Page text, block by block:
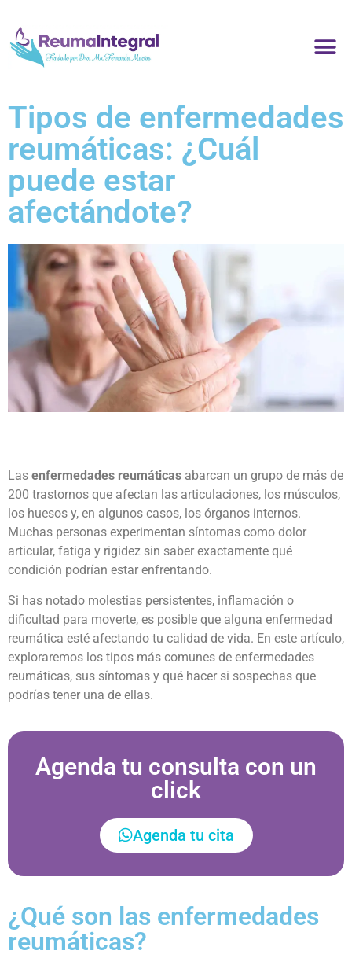
Tipos de enfermedades
reumáticas: ¿Cuál
puede estar
afectándote?
Las enfermedades reumáticas abarcan un grupo de más de
200 trastornos que afectan las articulaciones, los músculos,
los huesos y, en algunos casos, los órganos internos.
Muchas personas experimentan síntomas como dolor
articular, fatiga y rigidez sin saber exactamente qué
condición podrían estar enfrentando.
Si has notado molestias persistentes, inflamación o
dificultad para moverte, es posible que alguna enfermedad
reumática esté afectando tu calidad de vida. En este artículo,
exploraremos los tipos más comunes de enfermedades
reumáticas, sus síntomas y qué hacer si sospechas que
podrías tener una de ellas.
Agenda tu consulta con un
click
Agenda tu cita
¿Qué son las enfermedades
reumáticas?